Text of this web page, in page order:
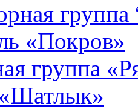
группа
«Покров»
группа